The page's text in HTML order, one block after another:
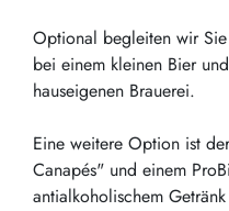
Optional begleiten wir Sie
bei einem kleinen Bier
hauseigenen Brauerei.
Eine weitere Option ist
Canapés" und einem
antialkoholischem